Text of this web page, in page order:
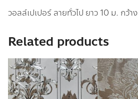
วอลล์เปเปอร์ ลายทั่วไป ยาว 10 ม. กว้
Related products